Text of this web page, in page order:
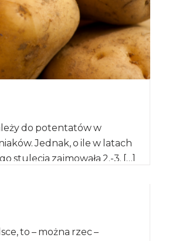
do potentatów w
Jednak, o ile w latach
stulecia zajmowała 2.-3. […]
to – można rzec –